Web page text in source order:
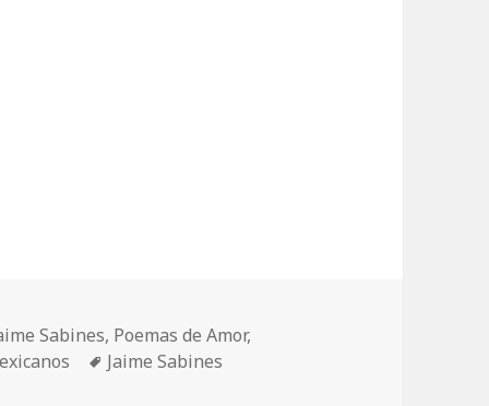
Sabines, Poemas de Amor,
Etiquetas
Jaime Sabines